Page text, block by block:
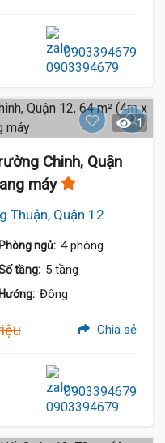
0903394679
1
Chinh, Quận
máy
Thuận, Quận 12
Phòng ngủ: 4 phòng
tầng: 5 tầng
Hướng: Đông
Chia sẻ
0903394679